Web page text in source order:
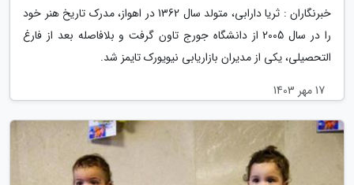
خبرنگاران : ثریا دارابی، متولد سال 1362 در اهواز، مدرک تاریخ هنر خود
را در سال 2005 از دانشگاه جورج تاون گرفت و بلافاصله بعد از فارغ
التحصیلی، یکی از مدیران بازاریابی نیویورک تایمز شد.
17 مهر 1403